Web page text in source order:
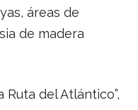
áreas de
de madera
Ruta del Atlántico”,